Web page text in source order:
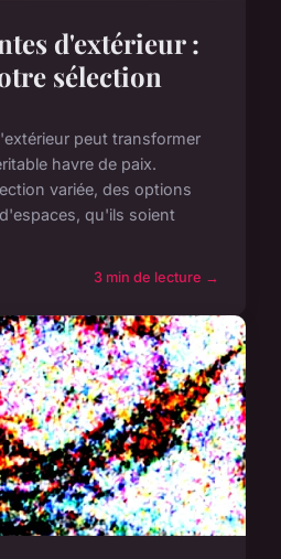
d'extérieur :
sélection
peut transformer
havre de paix.
variée, des options
qu'ils soient
3 min de lecture →